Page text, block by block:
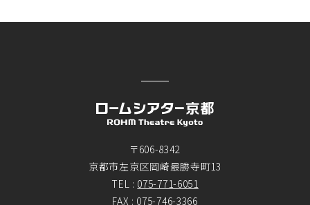
〒606-8342
京都市左京区岡崎最勝寺町13
TEL : 075-771-6051
FAX : 075-746-3366